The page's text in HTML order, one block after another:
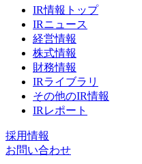
IR情報トップ
IRニュース
経営情報
株式情報
財務情報
IRライブラリ
その他のIR情報
IRレポート
採用情報
お問い合わせ